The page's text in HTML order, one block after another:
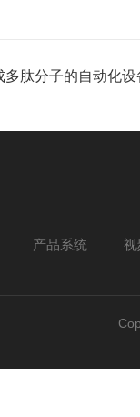
多肽分子的自动化设
产品系统 视